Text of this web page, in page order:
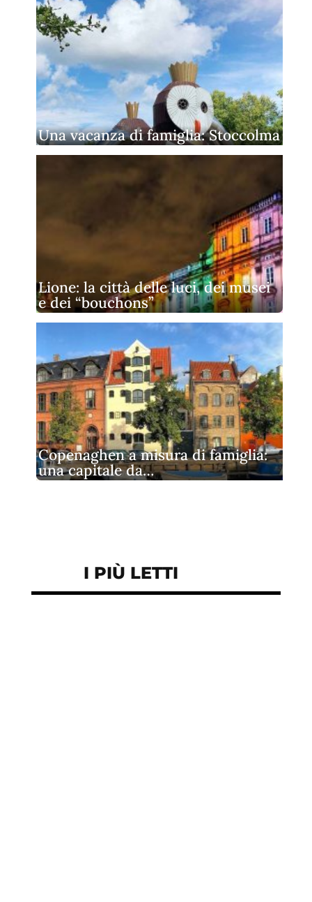
Una vacanza di famiglia: Stoccolma
Lione: la città delle luci, dei musei
e dei “bouchons”
Copenaghen a misura di famiglia:
una capitale da…
I PIÙ LETTI